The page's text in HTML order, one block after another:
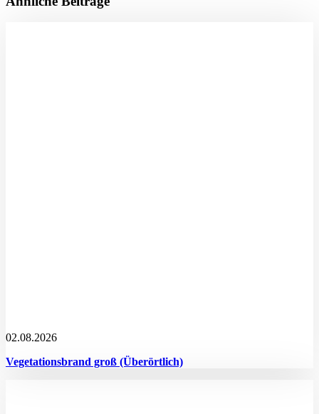
02.08.2026
Vegetationsbrand groß (Überörtlich)